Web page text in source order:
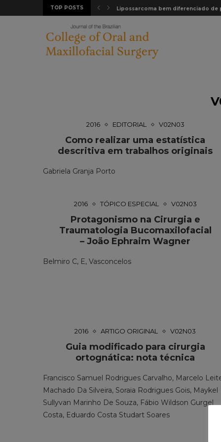
TOP POSTS Lipossarcoma bem diferenciado de
2016 EDITORIAL V02N03
Como realizar uma estatística
descritiva em trabalhos originais
Gabriela Granja Porto
2016 TÓPICO ESPECIAL V02N03
Protagonismo na Cirurgia e
Traumatologia Bucomaxilofacial
– João Ephraim Wagner
Belmiro C, E, Vasconcelos
2016 ARTIGO ORIGINAL V02N03
Guia modificado para cirurgia
ortognática: nota técnica
Francisco Samuel Rodrigues Carvalho, Marcelo
Machado Da Silveira, Soraia Rodrigues Gois, Maykel
Sullyvan Marinho De Souza, Fábio Wildson Gurgel
Costa, Eduardo Costa Studart Soares